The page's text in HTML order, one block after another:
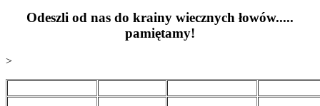
Odeszli od nas do krainy wiecznych łowów.....
pamiętamy!
>